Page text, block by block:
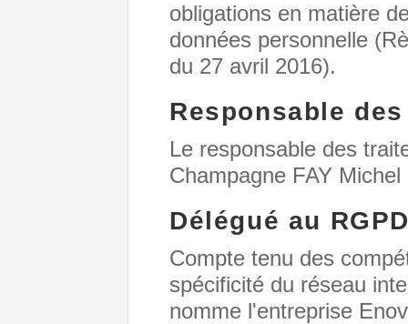
obligations en matière
données personnelle
du 27 avril 2016).
Responsable
Le responsable des
Champagne FAY Michel
Délégué au
Compte tenu des
spécificité du réseau
nomme l'entreprise